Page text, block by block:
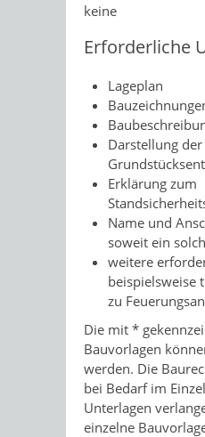
keine
Erforderliche
Lageplan
Darstellung der
Erklärung zum
Name und
soweit ein
weitere
beispielsweise
zu
Die mit *
Bauvorlagen
werden. Die
bei Bedarf im
Unterlagen
einzelne